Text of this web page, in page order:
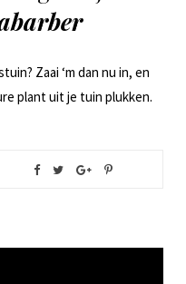
Zaai ‘m dan nu in, en
plant uit je tuin plukken.